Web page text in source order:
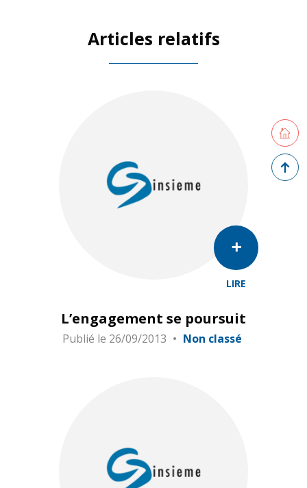
Articles relatifs
LIRE
L’engagement se poursuit
Publié le 26/09/2013 Non classé
Retour